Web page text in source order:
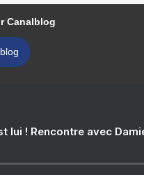
Canalblog
lui ! Rencontre avec